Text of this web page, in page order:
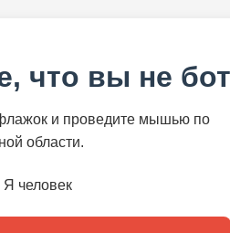
что вы не бот
и проведите мышью по
области.
Я человек